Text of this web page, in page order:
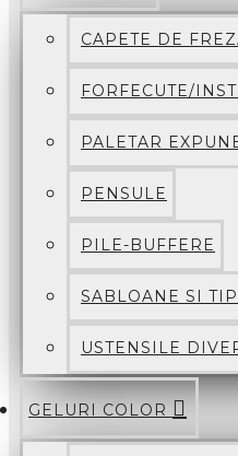
CAPETE DE
FORFECUTE/
PALETAR
PENSULE
PILE-BUFFERE
SABLOANE SI
USTENSILE
GELURI COLOR